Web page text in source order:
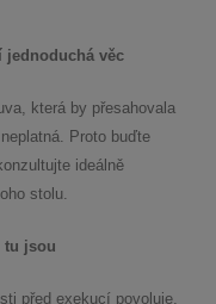
jednoduchá věc
která by přesahovala
Proto buďte
ideálně
stolu.
tu jsou
před exekucí povoluje,